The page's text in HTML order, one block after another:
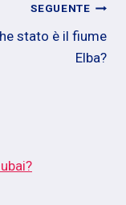
SEGUENTE
stato è il fiume
Elba?